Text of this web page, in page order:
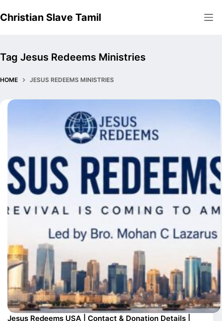
to
Christian Slave Tamil
Tag Jesus Redeems Ministries
HOME JESUS REDEEMS MINISTRIES
Jesus Redeems USA | Contact & Donation Details |